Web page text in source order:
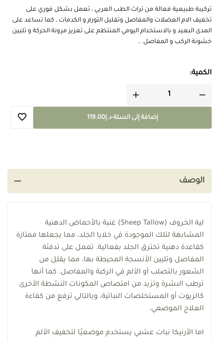
تركيبة طبيعية فعالة من تراث الطب العربي ، تعمل بشكل فوري على
تخفيف الام العضلات والمفاصل وتقليل التورم و الكدمات ، كما تساعد على
المدى البعيد و بالاستخدام اليومي المنتظم على تعزيز مرونة الحركة و تليين
خشونة الركب و المفاصل ..
الكمية:
إضافة إلى السلة-د.إ119.00
الوصف
لية الخروف (Sheep Tallow) غنية بالأحماض الدهنية
المشابهة لتلك الموجودة في خلايا الجلد، مما يجعلها ممتازة
كقاعدة دهنية تخترق الجلد بفعالية. تعمل على تدفئة
المفاصل وتليين الأنسجة المحيطة بها، مما يقلل من
الشعور بالتصلب أو الألم في الركبة والمفاصل. كما أنها
ترطب البشرة وتزيد من امتصاص المكونات النشطة الأخرى
كالزيوت أو المستخلصات النباتية، وبالتالي ترفع من كفاءة
العلاج الموضعي.
اما الأرنيكا نبات عشبي يستخدم موضعيًا لتخفيف الألم